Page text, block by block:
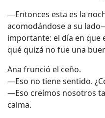
—Entonces esta es la
acomodándose a su
importante: el día en
qué quizá no fue una
Ana frunció el ceño.
—Eso no tiene sentido.
—Eso creímos nosotros
calma.